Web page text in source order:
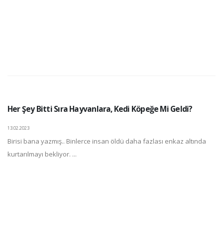
Her Şey Bitti Sıra Hayvanlara, Kedi Köpeğe Mi Geldi?
13.02.2023
Birisi bana yazmış.. Binlerce insan öldü daha fazlası enkaz altında
kurtarılmayı bekliyor. ...